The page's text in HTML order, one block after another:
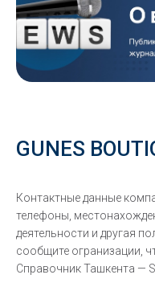
GUNES
Контактные данные
телефоны,
деятельности и другая
сообщите огранизации,
Справочник Ташкента —